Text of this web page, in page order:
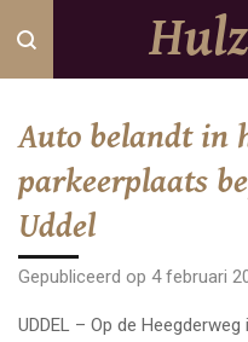
Ga
direct
hoofdinhoud
Auto belandt in
parkeerplaats
Uddel
Gepubliceerd op 4 februari
UDDEL – Op de